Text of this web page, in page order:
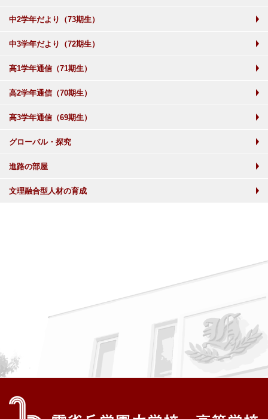
中2学年だより（73期生）
中3学年だより（72期生）
高1学年通信（71期生）
高2学年通信（70期生）
高3学年通信（69期生）
グローバル・探究
進路の部屋
文理融合型人材の育成